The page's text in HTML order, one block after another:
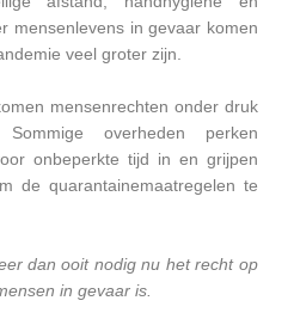
mensenlevens in gevaar komen
veel groter zijn.
mensenrechten onder druk
overheden perken
onbeperkte tijd in en grijpen
de quarantainemaatregelen te
dan ooit nodig nu het recht op
in gevaar is.